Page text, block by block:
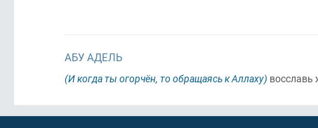
АБУ АДЕЛЬ
(И когда ты огорчён, то обращаясь к Аллаху) восславь